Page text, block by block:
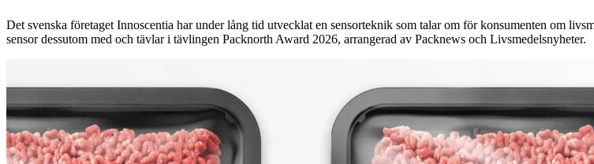
Det svenska företaget Innoscentia har under lång tid utvecklat en sensorteknik som talar om för konsumenten om
sensor dessutom med och tävlar i tävlingen Packnorth Award 2026, arrangerad av Packnews och Livsmedelsnyheter.